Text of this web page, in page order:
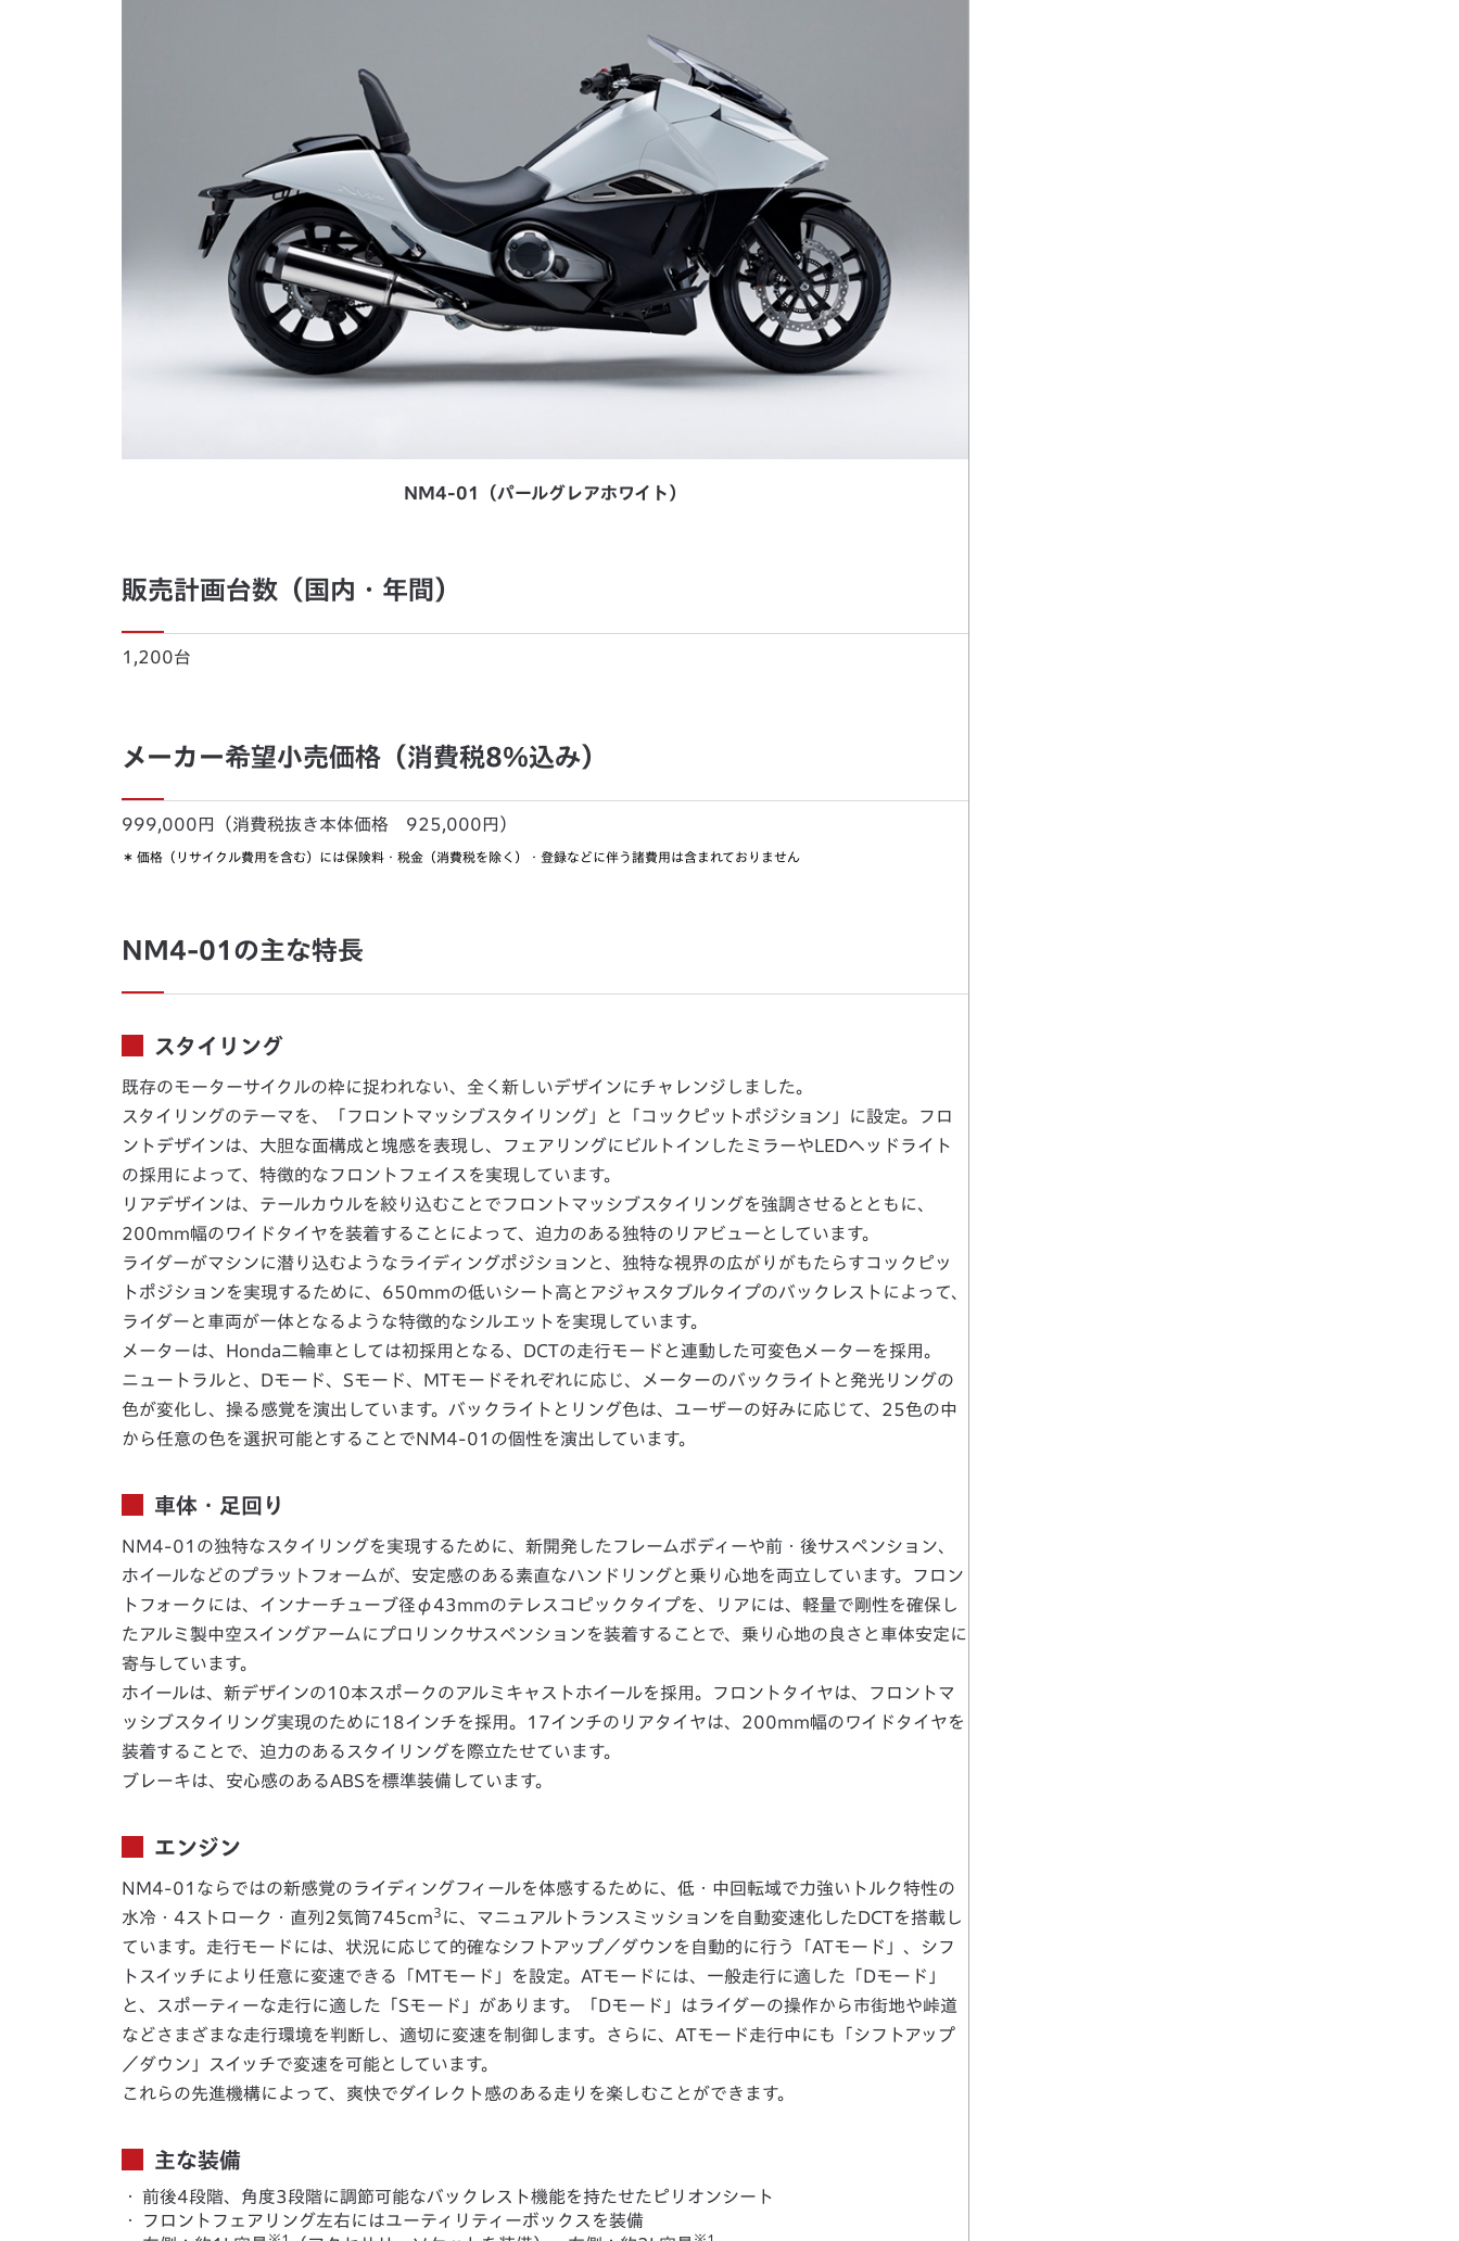
NM4-01（パールグレアホワイト）
販売計画台数（国内・年間）
1,200台
メーカー希望小売価格（消費税8％込み）
999,000円（消費税抜き本体価格 925,000円）
＊ 価格（リサイクル費用を含む）には保険料・税金（消費税を除く）・登録などに伴う諸費用は含まれておりません
NM4-01の主な特長
スタイリング
既存のモーターサイクルの枠に捉われない、全く新しいデザインにチャレンジしました。
スタイリングのテーマを、「フロントマッシブスタイリング」と「コックピットポジション」に設定。フロ
ントデザインは、大胆な面構成と塊感を表現し、フェアリングにビルトインしたミラーやLEDヘッドライト
の採用によって、特徴的なフロントフェイスを実現しています。
リアデザインは、テールカウルを絞り込むことでフロントマッシブスタイリングを強調させるとともに、
200mm幅のワイドタイヤを装着することによって、迫力のある独特のリアビューとしています。
ライダーがマシンに潜り込むようなライディングポジションと、独特な視界の広がりがもたらすコックピッ
トポジションを実現するために、650mmの低いシート高とアジャスタブルタイプのバックレストによって、
ライダーと車両が一体となるような特徴的なシルエットを実現しています。
メーターは、Honda二輪車としては初採用となる、DCTの走行モードと連動した可変色メーターを採用。
ニュートラルと、Dモード、Sモード、MTモードそれぞれに応じ、メーターのバックライトと発光リングの
色が変化し、操る感覚を演出しています。バックライトとリング色は、ユーザーの好みに応じて、25色の中
から任意の色を選択可能とすることでNM4-01の個性を演出しています。
車体・足回り
NM4-01の独特なスタイリングを実現するために、新開発したフレームボディーや前・後サスペンション、
ホイールなどのプラットフォームが、安定感のある素直なハンドリングと乗り心地を両立しています。フロン
トフォークには、インナーチューブ径φ43mmのテレスコピックタイプを、リアには、軽量で剛性を確保し
たアルミ製中空スイングアームにプロリンクサスペンションを装着することで、乗り心地の良さと車体安定に
寄与しています。
ホイールは、新デザインの10本スポークのアルミキャストホイールを採用。フロントタイヤは、フロントマ
ッシブスタイリング実現のために18インチを採用。17インチのリアタイヤは、200mm幅のワイドタイヤを
装着することで、迫力のあるスタイリングを際立たせています。
ブレーキは、安心感のあるABSを標準装備しています。
エンジン
NM4-01ならではの新感覚のライディングフィールを体感するために、低・中回転域で力強いトルク特性の
水冷・4ストローク・直列2気筒745cm3 に、マニュアルトランスミッションを自動変速化したDCTを搭載し
ています。走行モードには、状況に応じて的確なシフトアップ／ダウンを自動的に行う「ATモード」、シフ
トスイッチにより任意に変速できる「MTモード」を設定。ATモードには、一般走行に適した「Dモード」
と、スポーティーな走行に適した「Sモード」があります。「Dモード」はライダーの操作から市街地や峠道
などさまざまな走行環境を判断し、適切に変速を制御します。さらに、ATモード走行中にも「シフトアップ
／ダウン」スイッチで変速を可能としています。
これらの先進機構によって、爽快でダイレクト感のある走りを楽しむことができます。
主な装備
・
前後4段階、角度3段階に調節可能なバックレスト機能を持たせたピリオンシート
・
フロントフェアリング左右にはユーティリティーボックスを装備